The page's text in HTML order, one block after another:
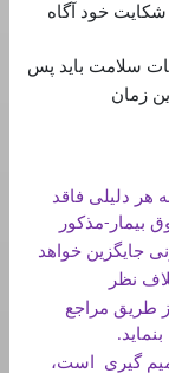
شكايت خود آگاه
سلامت بايد پس
زمان
هر دليلی فاقد
بيمار -مذكور
جايگزين خواهد
نظر
طريق مراجع
.
گيری است،